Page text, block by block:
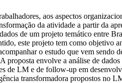
aos aspectos
da atividade a partir da
de um projeto temático entre
este projeto tem como objetivo
o estudo que vem
envolve a análise de
de LM e de follow-up em
transformadora propostos no